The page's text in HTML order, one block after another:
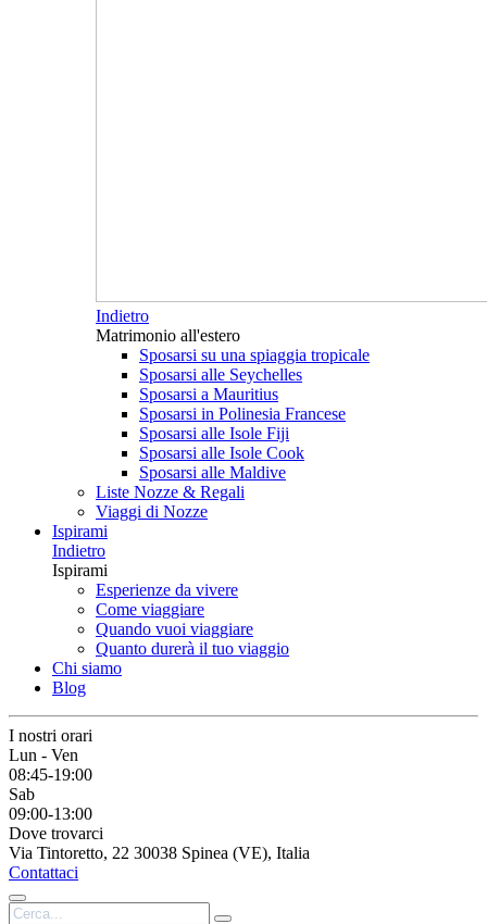
Indietro
Matrimonio all'estero
Sposarsi su una spiaggia tropicale
Sposarsi alle Seychelles
Sposarsi a Mauritius
Sposarsi in Polinesia Francese
Sposarsi alle Isole Fiji
Sposarsi alle Isole Cook
Sposarsi alle Maldive
Liste Nozze & Regali
Viaggi di Nozze
Ispirami
Indietro
Ispirami
Esperienze da vivere
Come viaggiare
Quando vuoi viaggiare
Quanto durerà il tuo viaggio
Chi siamo
Blog
I nostri orari
Lun - Ven
08:45-19:00
Sab
09:00-13:00
Dove trovarci
Via Tintoretto, 22 30038 Spinea (VE), Italia
Contattaci